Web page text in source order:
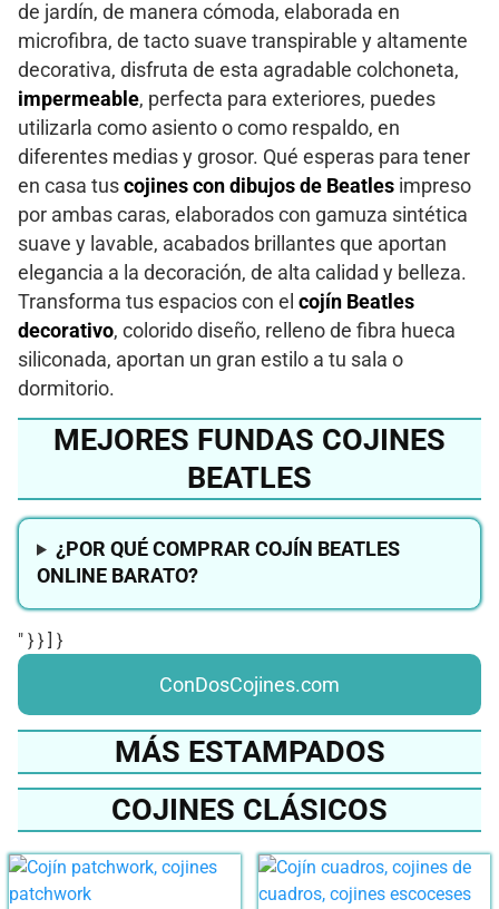
de jardín, de manera cómoda, elaborada en
microfibra, de tacto suave transpirable y altamente
decorativa, disfruta de esta agradable colchoneta,
impermeable, perfecta para exteriores, puedes
utilizarla como asiento o como respaldo, en
diferentes medias y grosor. Qué esperas para tener
en casa tus cojines con dibujos de Beatles impreso
por ambas caras, elaborados con gamuza sintética
suave y lavable, acabados brillantes que aportan
elegancia a la decoración, de alta calidad y belleza.
Transforma tus espacios con el cojín Beatles
decorativo, colorido diseño, relleno de fibra hueca
siliconada, aportan un gran estilo a tu sala o
dormitorio.
MEJORES FUNDAS COJINES
BEATLES
¿POR QUÉ COMPRAR COJÍN BEATLES
ONLINE BARATO?
" } } ] }
ConDosCojines.com
MÁS ESTAMPADOS
COJINES CLÁSICOS